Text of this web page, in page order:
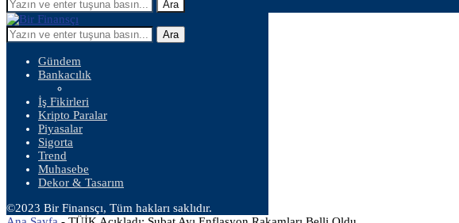
Ara
Ara
Gündem
Bankacılık
İş Fikirleri
Kripto Paralar
Piyasalar
Sigorta
Trend
Muhasebe
Dekor & Tasarım
©2023 Bir Finansçı, Tüm hakları saklıdır.